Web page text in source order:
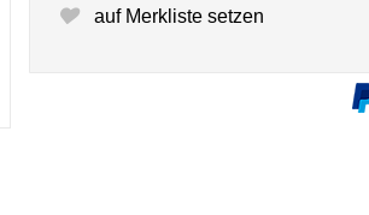
auf Merkliste setzen